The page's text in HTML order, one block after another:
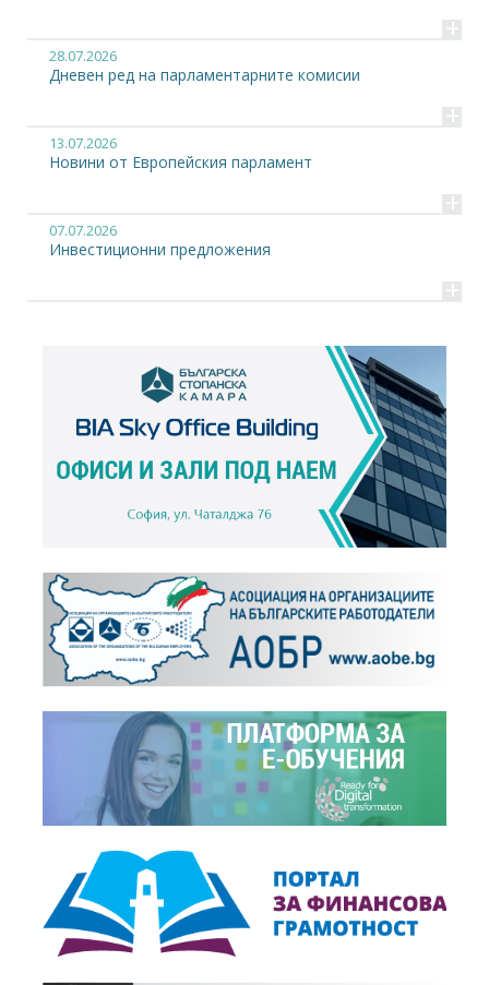
+
28.07.2026
Дневен ред на парламентарните комисии
+
13.07.2026
Новини от Европейския парламент
+
07.07.2026
Инвестиционни предложения
+